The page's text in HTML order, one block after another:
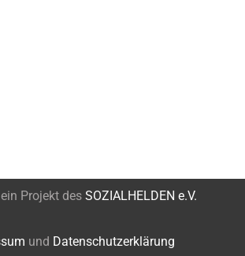
Projekt des SOZIALHELDEN e.V.
und Datenschutzerklärung